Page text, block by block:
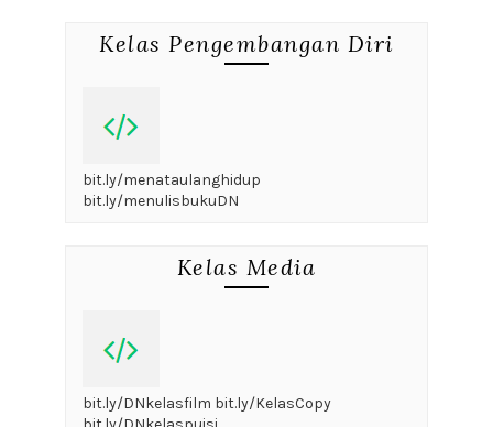
Kelas Pengembangan Diri
bit.ly/menataulanghidup
bit.ly/menulisbukuDN
Kelas Media
bit.ly/DNkelasfilm bit.ly/KelasCopy